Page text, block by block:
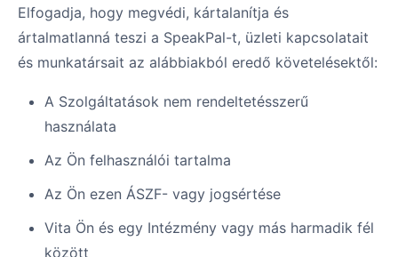
Elfogadja, hogy megvédi, kártalanítja és
ártalmatlanná teszi a SpeakPal-t, üzleti kapcsolatait
és munkatársait az alábbiakból eredő követelésektől:
A Szolgáltatások nem rendeltetésszerű
használata
Az Ön felhasználói tartalma
Az Ön ezen ÁSZF- vagy jogsértése
Vita Ön és egy Intézmény vagy más harmadik fél
között